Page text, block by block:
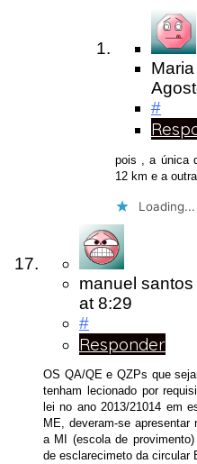
#
pois , a única
12 km e a
Loading...
manuel santos
at 8:29
#
Responder
OS QA/QE e QZPs que
tenham lecionado por
lei no ano 2013/21014 em
ME, deveram-se
a MI (escola de
de esclarecimeto da circular